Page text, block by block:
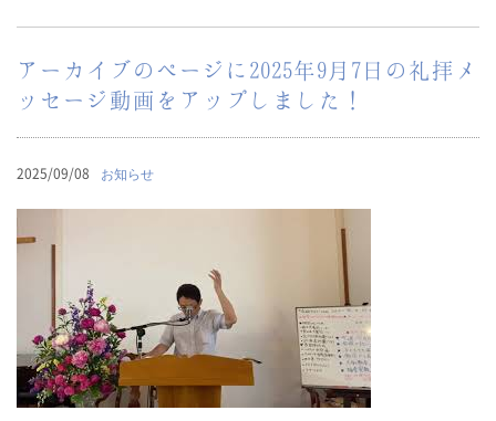
アーカイブのページに2025年9月7日の礼拝メ
ッセージ動画をアップしました！
2025/09/08 お知らせ